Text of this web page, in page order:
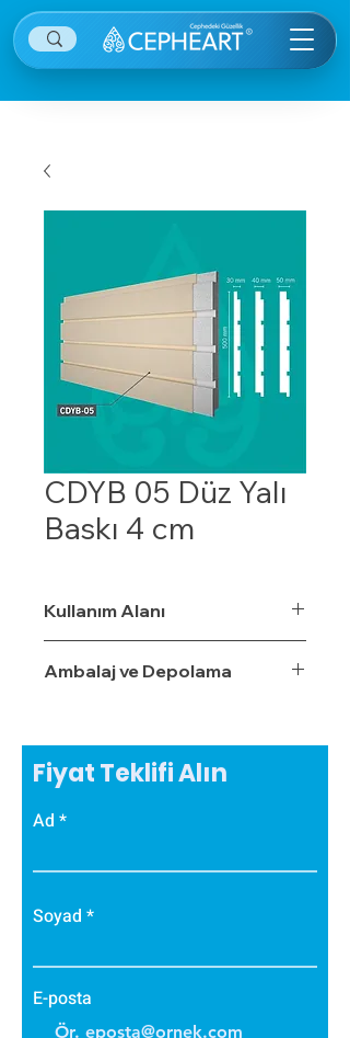
CDYB 05 Düz Yalı
Baskı 4 cm
Kullanım Alanı
Ambalaj ve Depolama
Fiyat Teklifi Alın
Ad
Soyad
E-posta